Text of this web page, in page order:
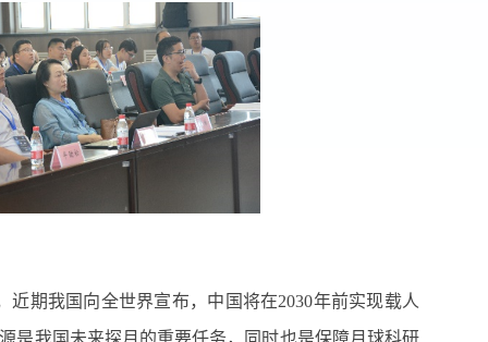
近期我国向全世界宣布，中国将在2030年前实现载人